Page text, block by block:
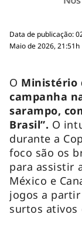
Data de publicação:
Maio de 2026, 21:51h
O Ministério
campanha
sarampo,
Brasil”. O
durante a
foco são os
para assistir
México e
jogos a
surtos ativos